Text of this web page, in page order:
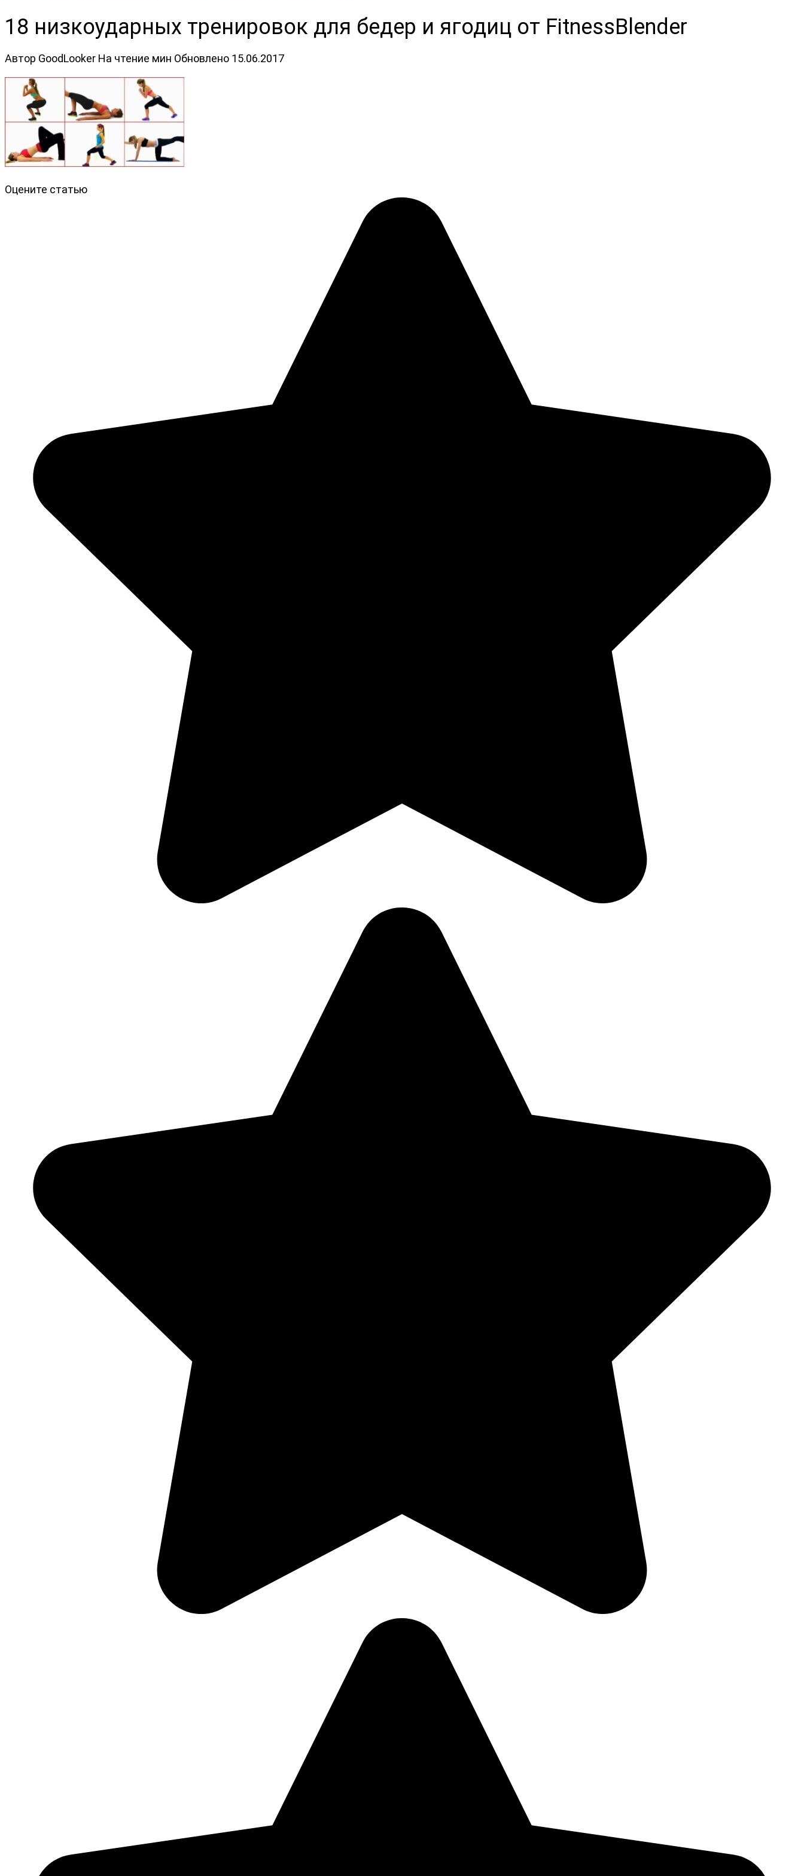
18 низкоударных тренировок для бедер и ягодиц от FitnessBlender
Автор GoodLooker На чтение мин Обновлено 15.06.2017
Оцените статью